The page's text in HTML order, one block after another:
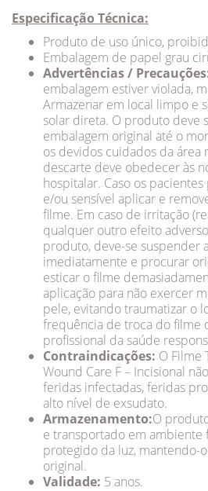
Especificação Técnica:
Produto de uso único,
Embalagem de papel grau
Advertências /
embalagem estiver violada,
Armazenar em local limpo e
solar direta. O produto deve
embalagem original até o
os devidos cuidados da área
descarte deve obedecer às
hospitalar. Caso os
e/ou sensível aplicar e
filme. Em caso de irritação
qualquer outro efeito
produto, deve-se suspender
imediatamente e procurar
esticar o filme
aplicação para não exercer
pele, evitando traumatizar o
frequência de troca do filme
profissional da saúde
Contraindicações: O Filme
Wound Care F – Incisional
feridas infectadas, feridas
alto nível de exsudato.
Armazenamento:O
e transportado em ambiente
protegido da luz, mantendo-
original.
Validade: 5 anos.